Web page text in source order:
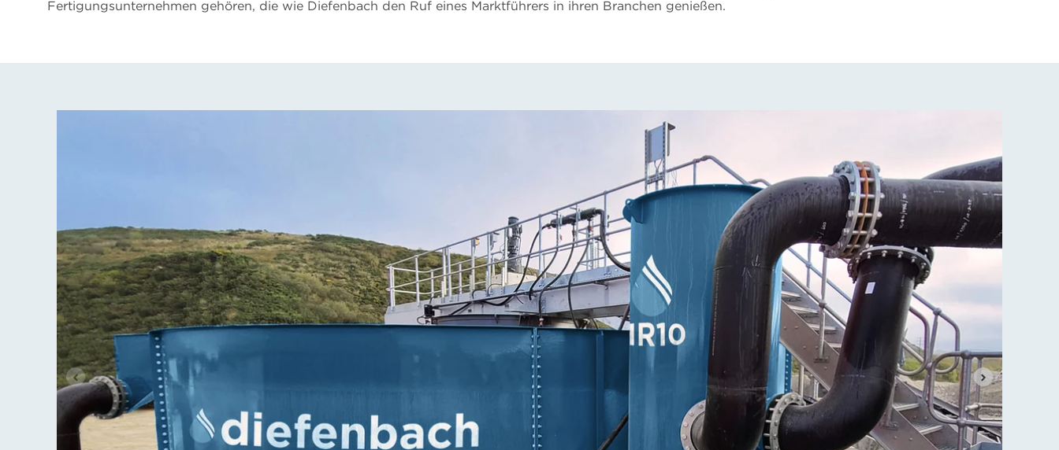
Fertigungsunternehmen gehören, die wie Diefenbach den Ruf eines Marktführers in ihren Branchen genießen.